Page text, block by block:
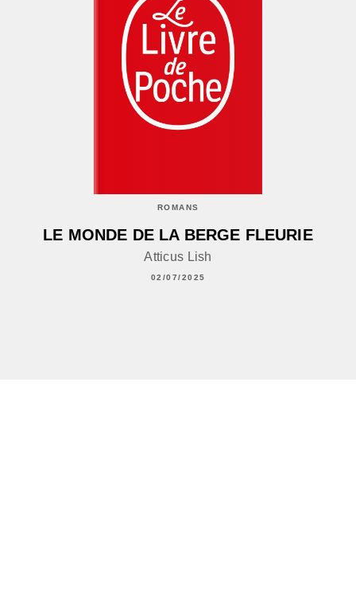
ROMANS
LE MONDE DE LA BERGE FLEURIE
Atticus Lish
02/07/2025